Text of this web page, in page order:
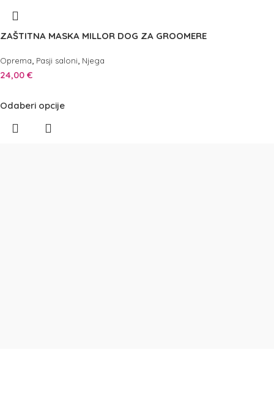
ZAŠTITNA MASKA MILLOR DOG ZA GROOMERE
Oprema, Pasji saloni, Njega
24,00 €
Odaberi opcije